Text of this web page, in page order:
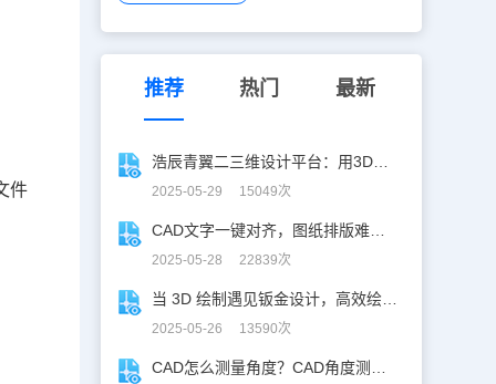
件
推荐 热门 最新
2025-05-29 15049次
2025-05-28 22839次
2025-05-26 13590次